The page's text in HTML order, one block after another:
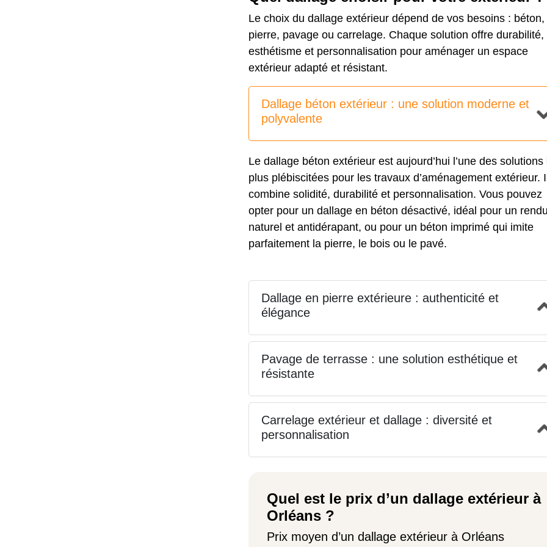
Le choix du dallage extérieur dépend de vos besoins : béton,
pierre, pavage ou carrelage. Chaque solution offre durabilité,
esthétisme et personnalisation pour aménager un espace
extérieur adapté et résistant.
Dallage béton extérieur : une solution moderne et
polyvalente
Le dallage béton extérieur est aujourd’hui l’une des solutions
plus plébiscitées pour les travaux d’aménagement extérieur. Il
combine solidité, durabilité et personnalisation. Vous pouvez
opter pour un dallage en béton désactivé, idéal pour un rendu
naturel et antidérapant, ou pour un béton imprimé qui imite
parfaitement la pierre, le bois ou le pavé.
Dallage en pierre extérieure : authenticité et
élégance
Pavage de terrasse : une solution esthétique et
résistante
Carrelage extérieur et dallage : diversité et
personnalisation
Quel est le prix d’un dallage extérieur à
Orléans ?
Prix moyen d’un dallage extérieur à Orléans